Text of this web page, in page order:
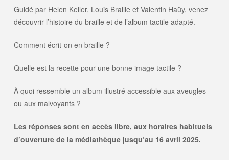
Guidé par Helen Keller, Louis Braille et Valentin Haüy, venez
découvrir l’histoire du braille et de l’album tactile adapté.
Comment écrit-on en braille ?
Quelle est la recette pour une bonne image tactile ?
À quoi ressemble un album illustré accessible aux aveugles
ou aux malvoyants ?
Les réponses sont en accès libre, aux horaires habituels
d’ouverture de la médiathèque jusqu’au 16 avril 2025.